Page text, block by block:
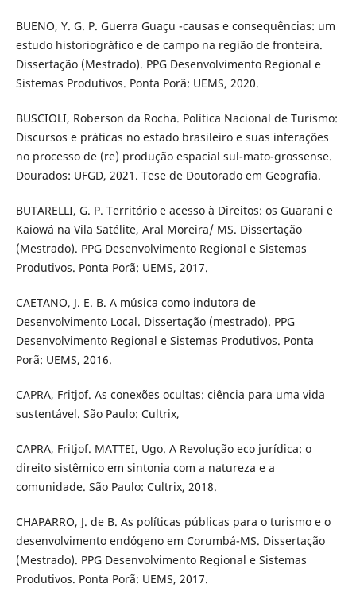
BUENO, Y. G. P. Guerra Guaçu -causas e consequências: um
estudo historiográfico e de campo na região de fronteira.
Dissertação (Mestrado). PPG Desenvolvimento Regional e
Sistemas Produtivos. Ponta Porã: UEMS, 2020.
BUSCIOLI, Roberson da Rocha. Política Nacional de Turismo:
Discursos e práticas no estado brasileiro e suas interações
no processo de (re) produção espacial sul-mato-grossense.
Dourados: UFGD, 2021. Tese de Doutorado em Geografia.
BUTARELLI, G. P. Território e acesso à Direitos: os Guarani e
Kaiowá na Vila Satélite, Aral Moreira/ MS. Dissertação
(Mestrado). PPG Desenvolvimento Regional e Sistemas
Produtivos. Ponta Porã: UEMS, 2017.
CAETANO, J. E. B. A música como indutora de
Desenvolvimento Local. Dissertação (mestrado). PPG
Desenvolvimento Regional e Sistemas Produtivos. Ponta
Porã: UEMS, 2016.
CAPRA, Fritjof. As conexões ocultas: ciência para uma vida
sustentável. São Paulo: Cultrix,
CAPRA, Fritjof. MATTEI, Ugo. A Revolução eco jurídica: o
direito sistêmico em sintonia com a natureza e a
comunidade. São Paulo: Cultrix, 2018.
CHAPARRO, J. de B. As políticas públicas para o turismo e o
desenvolvimento endógeno em Corumbá-MS. Dissertação
(Mestrado). PPG Desenvolvimento Regional e Sistemas
Produtivos. Ponta Porã: UEMS, 2017.